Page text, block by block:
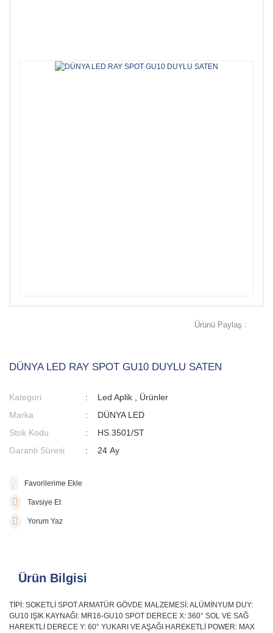
Ürünü Paylaş :
DÜNYA LED RAY SPOT GU10 DUYLU SATEN
Kategori Led Aplik
Ürünler
Marka
DÜNYA LED
Stok Kodu
HS.3501/ST
Garanti Süresi
24 Ay
Tavsiye Et
Yorum Yaz
Ürün Bilgisi
TİPİ: SOKETLİ SPOT ARMATÜR GÖVDE MALZEMESİ: ALÜMİNYUM DUY:
GU10 IŞIK KAYNAĞI: MR16-GU10 SPOT DERECE X: 360° SOL VE SAĞ
HAREKTLİ DERECE Y: 60° YUKARI VE AŞAĞI HAREKETLİ POWER: MAX